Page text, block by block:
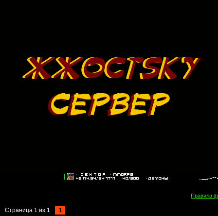
Правила
Страница 1 из 1 1